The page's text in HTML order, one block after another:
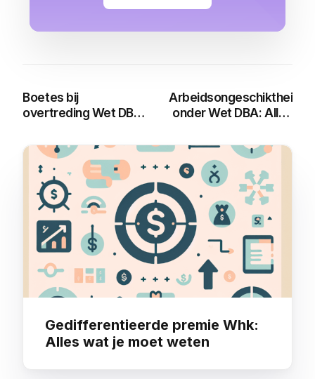
Boetes bij
overtreding Wet DBA:
onder Wet DBA: Alles
You may also like
Gedifferentieerde premie Whk:
Alles wat je moet weten